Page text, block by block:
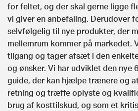
for feltet, og der skal gerne ligge
vi giver en anbefaling. Derudover
selvfølgelig til nye produkter, der
mellemrum kommer på markedet.
tilgang og tager afsæt i den
og ønsker. Vi har udviklet den nye
guide, der kan hjælpe trænere og
retning og træffe oplyste og
brug af kosttilskud, og som et